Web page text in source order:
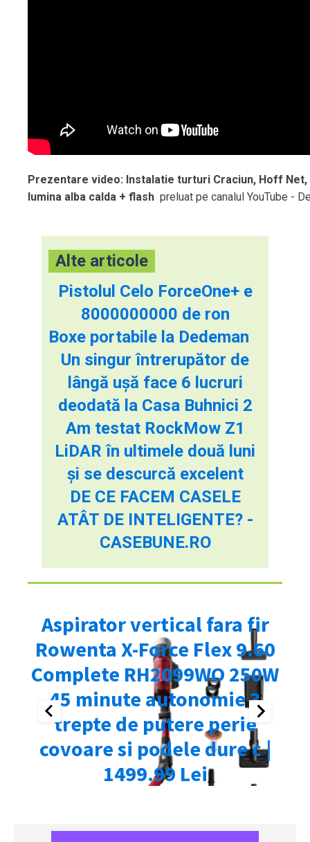
Prezentare video: Instalatie turturi Craciun, Hoff Net,
lumina alba calda + flash preluat pe canalul YouTube -
Alte articole
Pistolul Celo ForceOne+ e
8000000000 de ron
Boxe portabile la Dedeman
Un singur întrerupător de
lângă ușă face 6 lucruri
deodată la Casa Buhnici 2
Am testat RockMow Z1
LiDAR în ultimele două luni
și se descurcă excelent
DE CE FACEM CASELE
ATÂT DE INTELIGENTE? -
CASEBUNE.RO